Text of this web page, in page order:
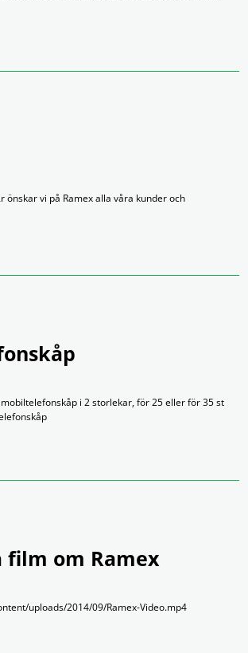
önskar vi på Ramex alla våra kunder och
i 2 storlekar, för 25 eller för 35 st
film om Ramex
uploads/2014/09/Ramex-Video.mp4